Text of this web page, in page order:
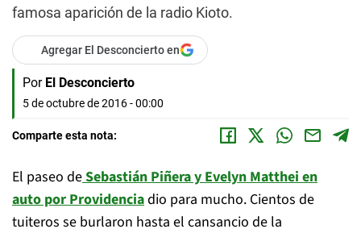
famosa aparición de la radio Kioto.
Agregar El Desconcierto en
Por El Desconcierto
5 de octubre de 2016 - 00:00
Comparte esta nota:
El paseo deSebastián Piñera y Evelyn Matthei en
auto por Providenciadio para mucho. Cientos de
tuiteros se burlaron hasta el cansancio de la